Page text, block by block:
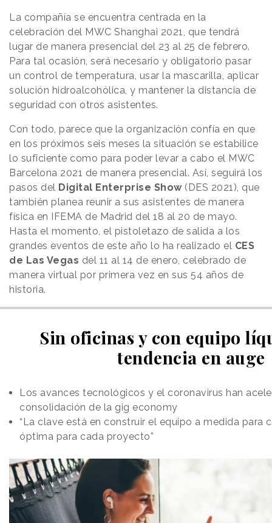
La compañía se encuentra centrada en la
celebración del MWC Shanghai 2021, que tendrá
lugar de manera presencial del 23 al 25 de febrero.
Para tal ocasión, será necesario y obligatorio pasar
un control de temperatura, usar la mascarilla, aplicar
solución hidroalcohólica, y mantener la distancia de
seguridad con otros asistentes.
Con todo, parece que la organización confía en que
en los próximos seis meses la situación se estabilice
lo suficiente como para poder levar a cabo el MWC
Barcelona 2021 de manera presencial. Así, seguirá los
pasos del Digital Enterprise Show(DES 2021), que
también planea reunir a sus asistentes de manera
física en IFEMA de Madrid del 18 al 20 de mayo.
Hasta el momento, el pistoletazo de salida a los
grandes eventos de este año lo ha realizado el CES
de Las Vegas del 11 al 14 de enero, celebrado de
manera virtual por primera vez en sus 54 años de
historia.
Sin oficinas y con equipo
tendencia en auge
Los avances tecnológicos y el coronavirus han
consolidación de la gig economy
“La clave está en construir el equipo a medida para
óptima para cada proyecto”